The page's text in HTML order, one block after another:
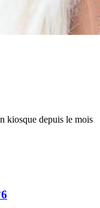
kiosque depuis le mois